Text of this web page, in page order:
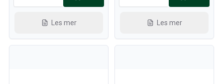
Les mer Les mer